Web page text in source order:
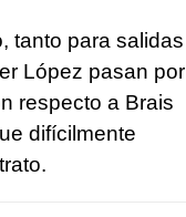
tanto para salidas
López pasan por
respecto a Brais
difícilmente